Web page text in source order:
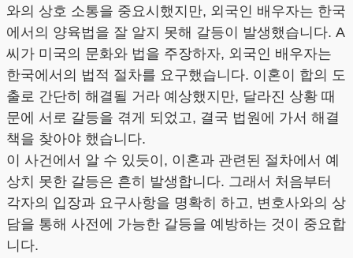
와의 상호 소통을 중요시했지만, 외국인 배우자는 한국
에서의 양육법을 잘 알지 못해 갈등이 발생했습니다. A
씨가 미국의 문화와 법을 주장하자, 외국인 배우자는
한국에서의 법적 절차를 요구했습니다. 이혼이 합의 도
출로 간단히 해결될 거라 예상했지만, 달라진 상황 때
문에 서로 갈등을 겪게 되었고, 결국 법원에 가서 해결
책을 찾아야 했습니다.
이 사건에서 알 수 있듯이, 이혼과 관련된 절차에서 예
상치 못한 갈등은 흔히 발생합니다. 그래서 처음부터
각자의 입장과 요구사항을 명확히 하고, 변호사와의 상
담을 통해 사전에 가능한 갈등을 예방하는 것이 중요합
니다.